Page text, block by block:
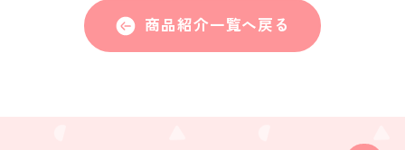
商品紹介一覧へ戻る